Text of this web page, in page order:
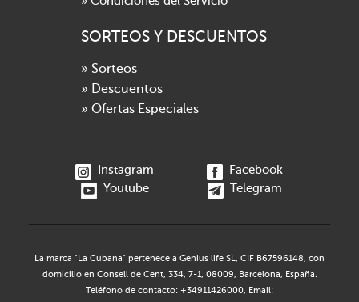
SORTEOS Y DESCUENTOS
» Sorteos
» Descuentos
» Ofertas Especiales
Instagram
Facebook
Youtube
Telegram
La marca "La Cubana" pertenece a Genius life SL, CIF B67596148, con
domicilio en Consell de Cent, 334, 7-1, 08009, Barcelona, España.
Teléfono de contacto: +34911426000, Email: